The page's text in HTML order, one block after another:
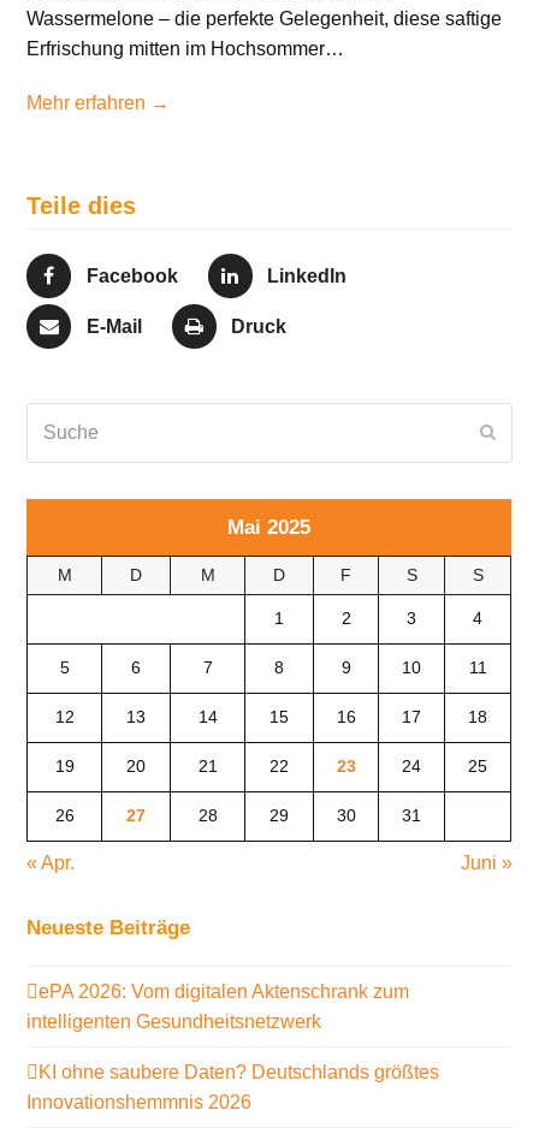
Wassermelone – die perfekte Gelegenheit, diese saftige
Erfrischung mitten im Hochsommer…
Mehr erfahren →
Teile dies
Facebook LinkedIn
E-Mail Druck
Mai 2025
M D M D F S S
1 2 3 4
5 6 7 8 9 10 11
12 13 14 15 16 17 18
19 20 21 22 23 24 25
26 27 28 29 30 31
« Apr. Juni »
Neueste Beiträge
ePA 2026: Vom digitalen Aktenschrank zum
intelligenten Gesundheitsnetzwerk
KI ohne saubere Daten? Deutschlands größtes
Innovationshemmnis 2026